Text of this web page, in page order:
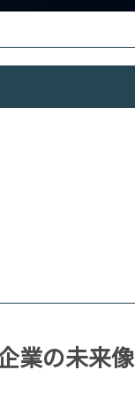
業の未来像